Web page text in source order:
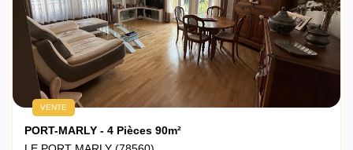
VENTE
PORT-MARLY - 4 Pièces 90m²